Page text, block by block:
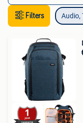
Filters Audio,